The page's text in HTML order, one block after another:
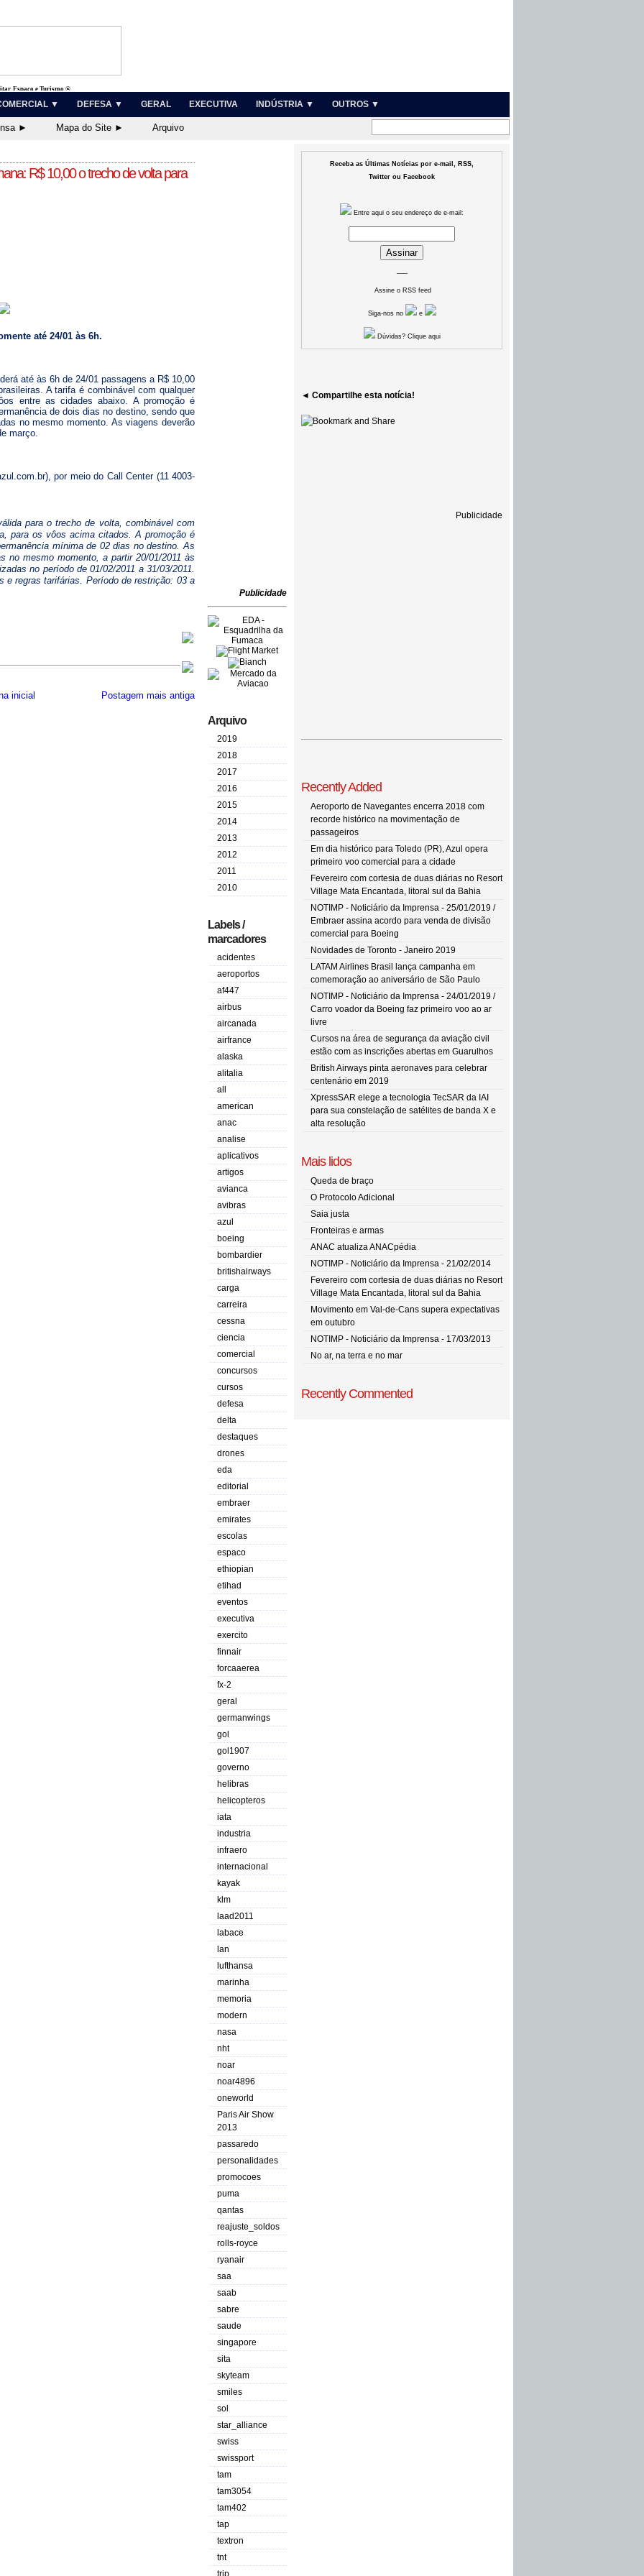
Espaço e Turismo ®
▼ DEFESA ▼ GERAL EXECUTIVA INDÚSTRIA ▼ OUTROS ▼
► Mapa do Site ► Arquivo
R$ 10,00 o trecho de volta para
até 24/01 às 6h.
até às 6h de 24/01 passagens a R$ 10,00
A tarifa é combinável com qualquer
entre as cidades abaixo. A promoção é
de dois dias no destino, sendo que
no mesmo momento. As viagens deverão
março.
), por meio do Call Center (11 4003-
para o trecho de volta, combinável com
para os vôos acima citados. A promoção é
mínima de 02 dias no destino. As
no mesmo momento, a partir 20/01/2011 às
no período de 01/02/2011 a 31/03/2011.
e regras tarifárias. Período de restrição: 03 a
Postagem mais antiga
inicial
Publicidade
Arquivo
2019
2018
2017
2016
2015
2014
2013
2012
2011
2010
Labels /
marcadores
acidentes
aeroportos
af447
airbus
aircanada
airfrance
alaska
alitalia
all
american
anac
analise
aplicativos
artigos
avianca
avibras
azul
boeing
bombardier
britishairways
carga
carreira
cessna
ciencia
comercial
concursos
cursos
defesa
delta
destaques
drones
eda
editorial
embraer
emirates
escolas
espaco
ethiopian
etihad
eventos
executiva
exercito
finnair
forcaaerea
fx-2
geral
germanwings
gol
gol1907
governo
helibras
helicopteros
iata
industria
infraero
internacional
kayak
klm
laad2011
labace
lan
lufthansa
marinha
memoria
modern
nasa
nht
noar
noar4896
oneworld
Paris Air Show
2013
passaredo
personalidades
promocoes
puma
qantas
reajuste_soldos
rolls-royce
ryanair
saa
saab
sabre
saude
singapore
sita
skyteam
smiles
sol
star_alliance
swiss
swissport
tam
tam3054
tam402
tap
textron
tnt
trip
Receba as Últimas Notícias por e-mail, RSS,
Twitter ou Facebook
Entre aqui o seu endereço de e-mail:
Assine o RSS feed
Siga-nos no e
Dúvidas? Clique aqui
◄ Compartilhe esta notícia!
Publicidade
Recently Added
Aeroporto de Navegantes encerra 2018 com
recorde histórico na movimentação de
passageiros
Em dia histórico para Toledo (PR), Azul opera
primeiro voo comercial para a cidade
Fevereiro com cortesia de duas diárias no Resort
Village Mata Encantada, litoral sul da Bahia
NOTIMP - Noticiário da Imprensa - 25/01/2019 /
Embraer assina acordo para venda de divisão
comercial para Boeing
Novidades de Toronto - Janeiro 2019
LATAM Airlines Brasil lança campanha em
comemoração ao aniversário de São Paulo
NOTIMP - Noticiário da Imprensa - 24/01/2019 /
Carro voador da Boeing faz primeiro voo ao ar
livre
Cursos na área de segurança da aviação civil
estão com as inscrições abertas em Guarulhos
British Airways pinta aeronaves para celebrar
centenário em 2019
XpressSAR elege a tecnologia TecSAR da IAI
para sua constelação de satélites de banda X e
alta resolução
Mais lidos
Queda de braço
O Protocolo Adicional
Saia justa
Fronteiras e armas
ANAC atualiza ANACpédia
NOTIMP - Noticiário da Imprensa - 21/02/2014
Fevereiro com cortesia de duas diárias no Resort
Village Mata Encantada, litoral sul da Bahia
Movimento em Val-de-Cans supera expectativas
em outubro
NOTIMP - Noticiário da Imprensa - 17/03/2013
No ar, na terra e no mar
Recently Commented